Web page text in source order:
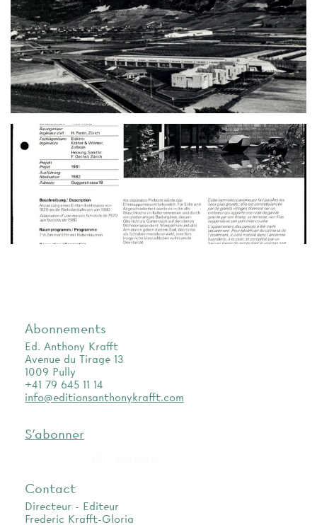
Abonnements
Ed. Anthony Krafft
Avenue du Tirage 13
1009 Pully
+41 79 645 11 14
info@editionsanthonykrafft.com
S'abonner
Contact
Directeur - Editeur
Frederic Krafft-Gloria